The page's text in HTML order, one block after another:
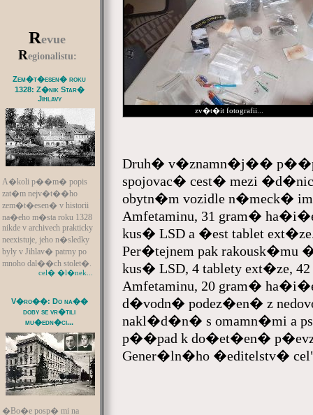
Revue
Regionalistu:
Zem�t�esen� roku
1328: Z�nik Star�
Jihlavy
A�koli p��m� popis
zat�m nejv�t��ho
zem�t�esen� v historii
na�eho m�sta roku 1328
nikde v archivech prakticky
neexistuje, jeho n�sledky
byly v Jihlav� patrny po
mnoho dal��ch stolet�.
cel� �l�nek...
V�ro��: Do na��
doby se vr�tili
mu�edn�ci...
�Bo�e posp� mi na
zv�t�it fotografii...
Druh� v�znamn�j��
spojovac� cest� mezi
obytn�m vozidle n�meck�
Amfetaminu, 31 gram�
kus� LSD a �est tablet
Per�tejnem pak rakousk�mu
kus� LSD, 4 tablety ext�ze,
Amfetaminu, 20 gram�
d�vodn� podez�en� z
nakl�d�n� s omamn�mi a
p��pad k do�et�en�
Gener�ln�ho �editelstv�